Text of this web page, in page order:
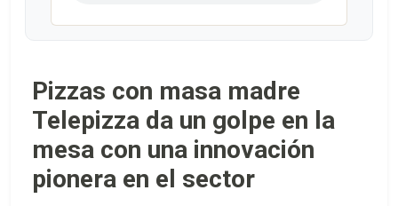
Pizzas con masa madre
Telepizza da un golpe en la
mesa con una innovación
pionera en el sector